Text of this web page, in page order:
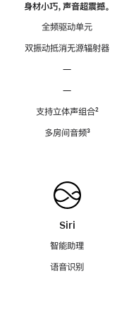
身材小巧，声音超震撼。
全频驱动单元
双振动抵消无源辐射器
—
—
支持立体声组合脚
²
多房间音频脚
³
Siri
智能助理
语音识别